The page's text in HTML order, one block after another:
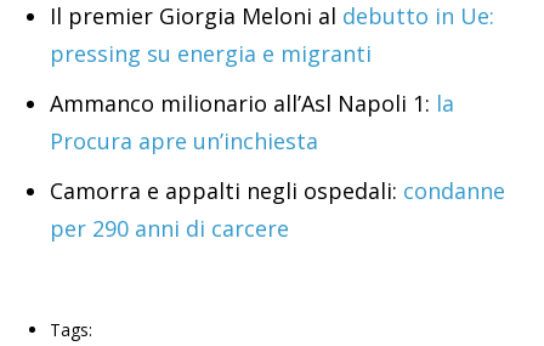
Il premier Giorgia Meloni al debutto in Ue:
pressing su energia e migranti
Ammanco milionario all’Asl Napoli 1: la
Procura apre un’inchiesta
Camorra e appalti negli ospedali: condanne
per 290 anni di carcere
Tags: